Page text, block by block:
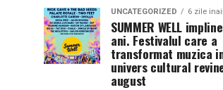
UNCATEGORIZED 6 zile
SUMMER WELL
ani. Festivalul care a
transformat muzica
univers cultural
august